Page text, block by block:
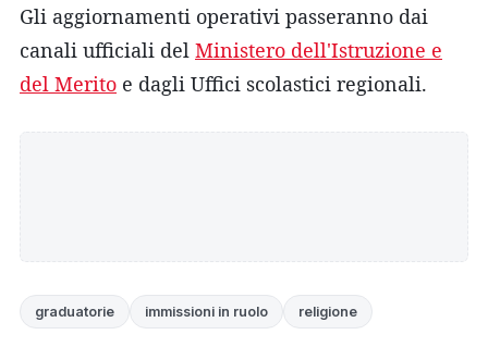
Gli aggiornamenti operativi passeranno dai
canali ufficiali del Ministero dell'Istruzione e
del Merito e dagli Uffici scolastici regionali.
graduatorie immissioni in ruolo religione